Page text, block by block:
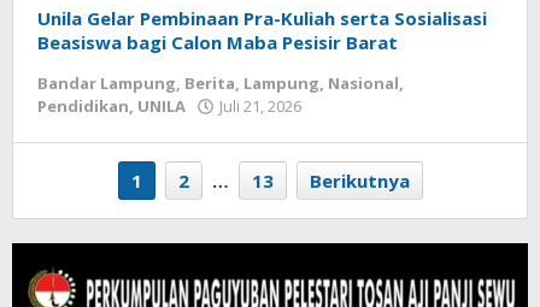
Unila Gelar Pembinaan Pra-Kuliah serta Sosialisasi
Beasiswa bagi Calon Maba Pesisir Barat
Bandar Lampung, Berita, Lampung, Nasional,
Pendidikan, UNILA Juli 21, 2026
1 2 … 13 Berikutnya